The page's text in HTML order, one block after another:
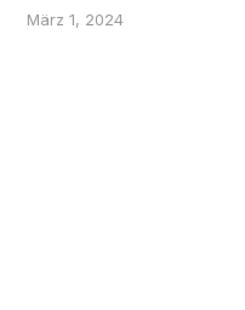
März 1, 2024